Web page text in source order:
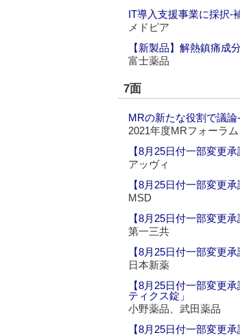
IT導入支援事業に採択‐
メドピア
【新製品】解熱鎮痛成
富士薬品
7面
MRの新たな役割で議
2021年度MRフォーラム
【8月25日付一部変更
アッヴィ
【8月25日付一部変更
MSD
【8月25日付一部変更
第一三共
【8月25日付一部変更
日本新薬
【8月25日付一部変更
ティクス錠」
小野薬品、武田薬品
【8月25日付一部変更